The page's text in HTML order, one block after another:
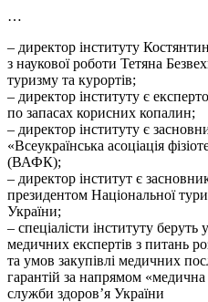
…
– директор інституту
з наукової роботи Тетяна
туризму та курортів;
– директор інституту є
по запасах корисних копалин;
– директор інституту є
«Всеукраїнська асоціація
(ВАФК);
– директор інститут є
президентом Національної
України;
– спеціалісти інституту
медичних експертів з питань
та умов закупівлі медичних
гарантій за напрямом «медична
служби здоров’я України